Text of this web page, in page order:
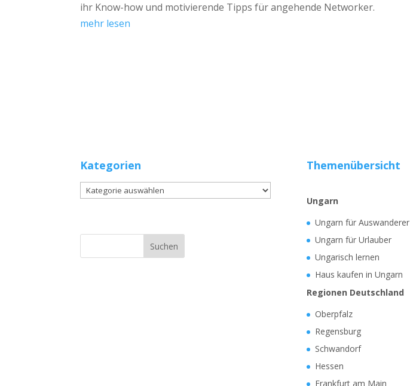
ihr Know-how und motivierende Tipps für angehende Networker.
mehr lesen
Kategorien
Kategorien
Themenübersicht
Ungarn
Ungarn für Auswanderer
Ungarn für Urlauber
Ungarisch lernen
Haus kaufen in Ungarn
Regionen Deutschland
Oberpfalz
Regensburg
Schwandorf
Hessen
Frankfurt am Main